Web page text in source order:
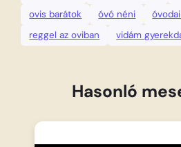
ovis barátok
óvó néni
reggel az oviban
vidám
Hasonló